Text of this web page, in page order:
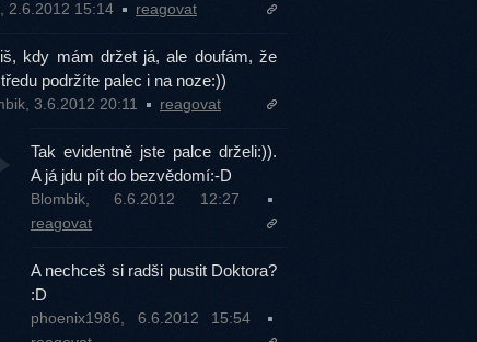
2.6.2012 15:14 reagovat
kdy mám držet já, ale doufám, že
podržíte palec i na noze:))
3.6.2012 20:11 reagovat
Tak evidentně jste palce drželi:)).
A já jdu pít do bezvědomí:-D
Blombik, 6.6.2012 12:27
reagovat
A nechceš si radši pustit Doktora?
:D
phoenix1986, 6.6.2012 15:54